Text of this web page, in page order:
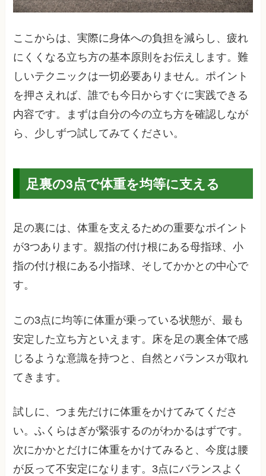
ここからは、実際に身体への負担を減らし、疲れ
にくくなる立ち方の基本原則をお伝えします。難
しいテクニックは一切必要ありません。ポイント
を押さえれば、誰でも今日からすぐに実践できる
内容です。まずは自分の今の立ち方を確認しなが
ら、少しずつ試してみてください。
足裏の3点で体重を均等に支える
足の裏には、体重を支えるための重要なポイント
が3つあります。親指の付け根にある母指球、小
指の付け根にある小指球、そしてかかとの中心で
す。
この3点に均等に体重が乗っている状態が、最も
安定した立ち方といえます。床を足の裏全体で感
じるような意識を持つと、自然とバランスが取れ
てきます。
試しに、つま先だけに体重をかけてみてくださ
い。ふくらはぎが緊張するのがわかるはずです。
次にかかとだけに体重をかけてみると、今度は腰
が反って不安定になります。3点にバランスよく